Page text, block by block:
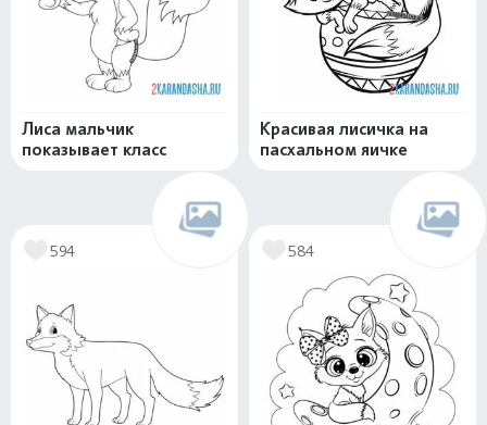
Лиса мальчик
показывает класс
Красивая лисичка на
пасхальном яичке
594 584